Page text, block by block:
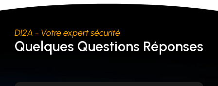
DI2A - Votre expert sécurité
Quelques Questions Réponses